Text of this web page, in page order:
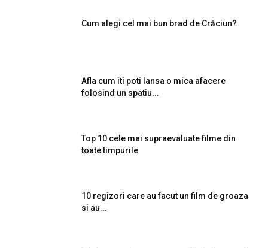
Cum alegi cel mai bun brad de Crăciun?
Afla cum iti poti lansa o mica afacere
folosind un spatiu...
Top 10 cele mai supraevaluate filme din
toate timpurile
10 regizori care au facut un film de groaza
si au...